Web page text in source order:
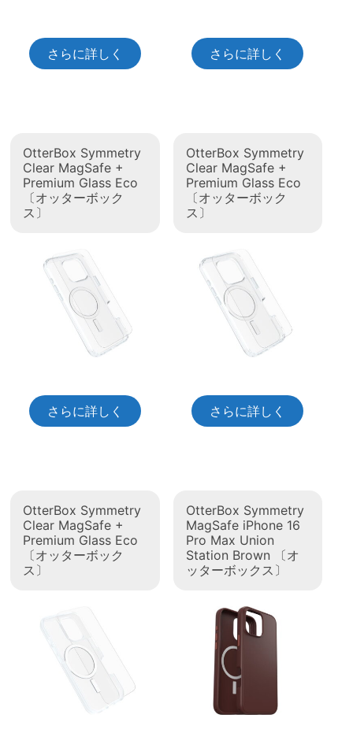
さらに詳しく さらに詳しく
OtterBox Symmetry
Clear MagSafe +
Premium Glass Eco
〔オッターボック
ス〕
さらに詳しく
OtterBox Symmetry
Clear MagSafe +
Premium Glass Eco
〔オッターボック
ス〕
さらに詳しく
OtterBox Symmetry
Clear MagSafe +
Premium Glass Eco
〔オッターボック
ス〕
OtterBox Symmetry
MagSafe iPhone 16
Pro Max Union
Station Brown 〔オ
ッターボックス〕